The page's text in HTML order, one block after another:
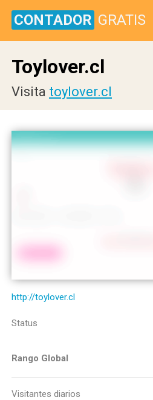
CONTADOR GRATIS
Toylover.cl
Visita toylover.cl
http://toylover.cl
Status
Rango Global
Visitantes diarios